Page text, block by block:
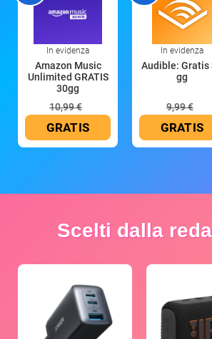
In evidenza
Amazon Music
Unlimited GRATIS
30gg
10,99 €
GRATIS
In evidenza
Audible: Gratis
gg
9,99 €
GRATIS
Scelti dalla